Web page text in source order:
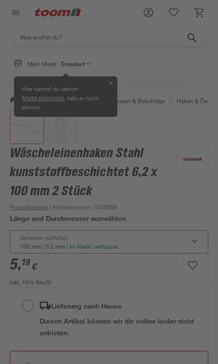
Mein Markt: Troisdorf
Hier kannst du deinen
Markt anpassen , falls er nicht
stimmt.
✕
/ Werkstatt & Maschinen / Eisenwaren & Beschläge / Haken & Ösen
Wäscheleinenhaken Stahl
kunststoffbeschichtet 6,2 x
100 mm 2 Stück
Produktdetails | Artikelnummer: 1650888
Länge und Durchmesser auswählen
Varianten aufrufen:
100 mm | 6,2 mm | Im Markt verfügbar
5,19 €
inkl. 19% MwSt.
Lieferung nach Hause
Diesen Artikel können wir dir online leider nicht
anbieten.